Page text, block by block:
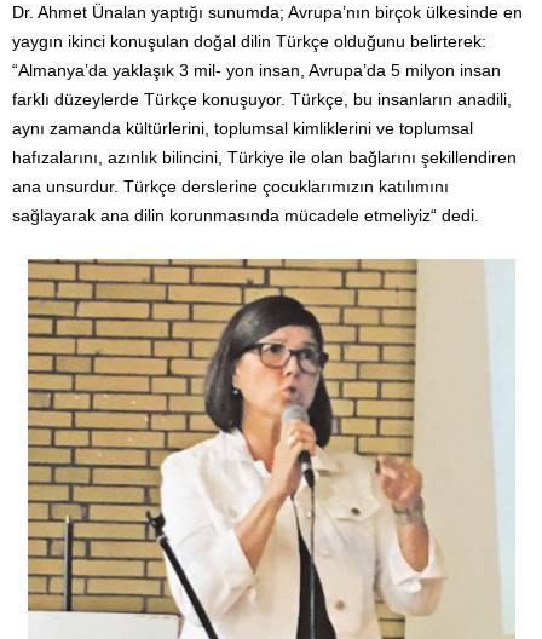
Dr. Ahmet Ünalan yaptığı sunumda; Avrupa’nın birçok ülkesinde en
yaygın ikinci konuşulan doğal dilin Türkçe olduğunu belirterek:
“Almanya’da yaklaşık 3 mil- yon insan, Avrupa’da 5 milyon insan
farklı düzeylerde Türkçe konuşuyor. Türkçe, bu insanların anadili,
aynı zamanda kültürlerini, toplumsal kimliklerini ve toplumsal
hafızalarını, azınlık bilincini, Türkiye ile olan bağlarını şekillendiren
ana unsurdur. Türkçe derslerine çocuklarımızın katılımını
sağlayarak ana dilin korunmasında mücadele etmeliyiz“ dedi.